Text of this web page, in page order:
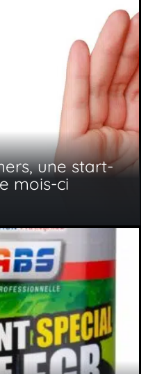
une start-
mois-ci